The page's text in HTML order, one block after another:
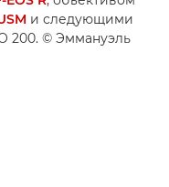
и следующими
200. © Эммануэль